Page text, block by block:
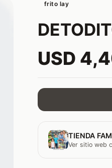
frito lay
USD
TIENDA
Ver sitio web